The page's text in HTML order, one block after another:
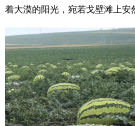
着大漠的阳光，宛若戈壁滩上安